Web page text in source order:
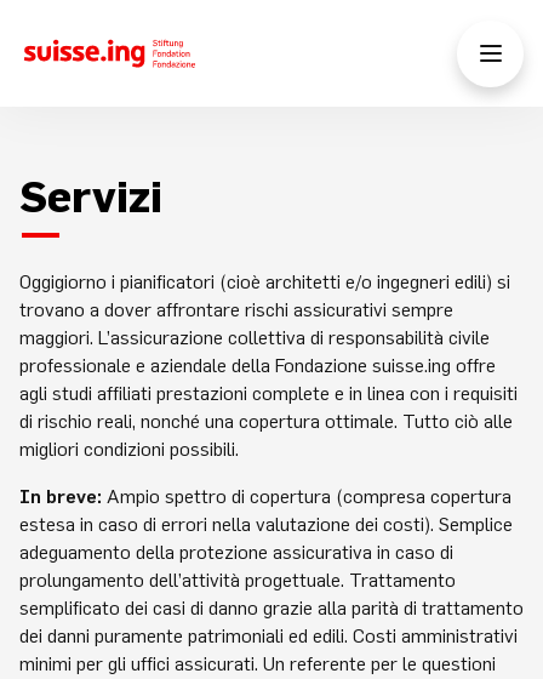
Servizi
Oggigiorno i pianificatori (cioè architetti e/o ingegneri edili) si
trovano a dover affrontare rischi assicurativi sempre
maggiori. L’assicurazione collettiva di responsabilità civile
professionale e aziendale della Fondazione suisse.ing offre
agli studi affiliati prestazioni complete e in linea con i requisiti
di rischio reali, nonché una copertura ottimale. Tutto ciò alle
migliori condizioni possibili.
In breve: Ampio spettro di copertura (compresa copertura
estesa in caso di errori nella valutazione dei costi). Semplice
adeguamento della protezione assicurativa in caso di
prolungamento dell’attività progettuale. Trattamento
semplificato dei casi di danno grazie alla parità di trattamento
dei danni puramente patrimoniali ed edili. Costi amministrativi
minimi per gli uffici assicurati. Un referente per le questioni